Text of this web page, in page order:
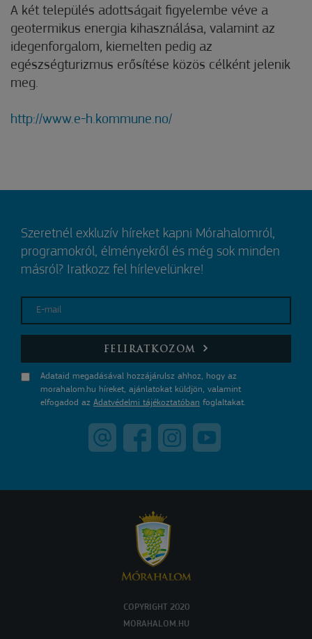
A két település adottságait figyelembe véve a
geotermikus energia kihasználása, valamint az
idegenforgalom, kiemelten pedig az
egészségturizmus erősítése közös célként jelenik
meg.
http://www.e-h.kommune.no/
Szeretnél exkluzív híreket kapni Mórahalomról,
programokról, élményekről és még sok minden
másról? Iratkozz fel hírlevelünkre!
E-mail
FELIRATKOZOM
Adataid megadásával hozzájárulsz ahhoz, hogy az
morahalom.hu híreket, ajánlatokat küldjön, valamint
elfogadod az Adatvédelmi tájékoztatóban foglaltakat.
COPYRIGHT 2020
MORAHALOM.HU